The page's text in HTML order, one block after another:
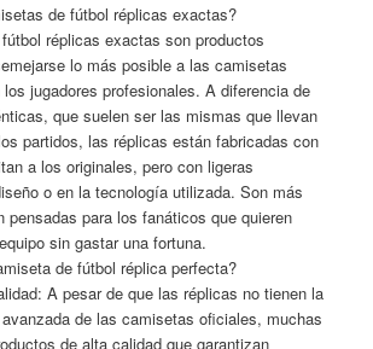
de fútbol réplicas exactas?
réplicas exactas son productos
lo más posible a las camisetas
jugadores profesionales. A diferencia de
que suelen ser las mismas que llevan
partidos, las réplicas están fabricadas con
a los originales, pero con ligeras
o en la tecnología utilizada. Son más
pensadas para los fanáticos que quieren
sin gastar una fortuna.
de fútbol réplica perfecta?
A pesar de que las réplicas no tienen la
de las camisetas oficiales, muchas
de alta calidad que garantizan